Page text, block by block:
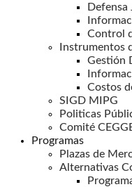
Defensa
Control
Instrumentos
Gestión
Costos
SIGD MIPG
Politicas
Comité
Programas
Plazas de
Alternativas